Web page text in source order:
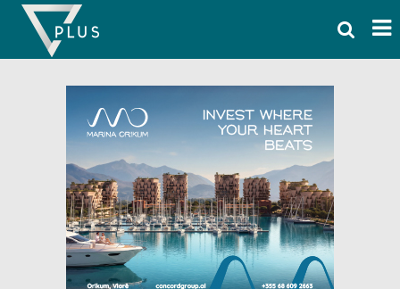
Skip
content